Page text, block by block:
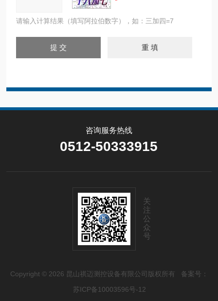
请输入计算结果（填写阿拉伯数字），如：三加四=7
咨询服务热线
0512-50333915
关
注
公
众
号
Copyright © 2026 昆山祺迈测控设备有限公司版权所有 备案号：
苏ICP备10003596号-12